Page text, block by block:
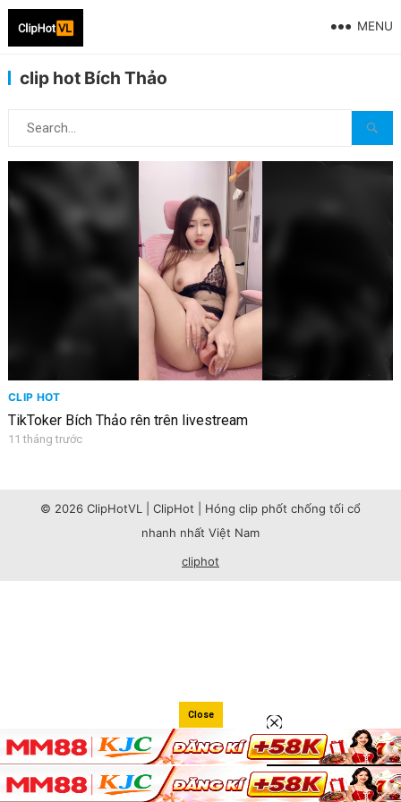
MENU
clip hot Bích Thảo
CLIP HOT
TikToker Bích Thảo rên trên livestream
11 tháng trước
© 2026 ClipHotVL | ClipHot | Hóng clip phốt chống tối cổ
nhanh nhất Việt Nam
cliphot
Close